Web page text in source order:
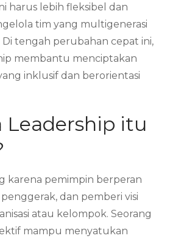
harus lebih fleksibel dan
tim yang multigenerasi
tengah perubahan cepat ini,
membantu menciptakan
inklusif dan berorientasi
Leadership itu
karena pemimpin berperan
dan pemberi visi
atau kelompok. Seorang
mampu menyatukan